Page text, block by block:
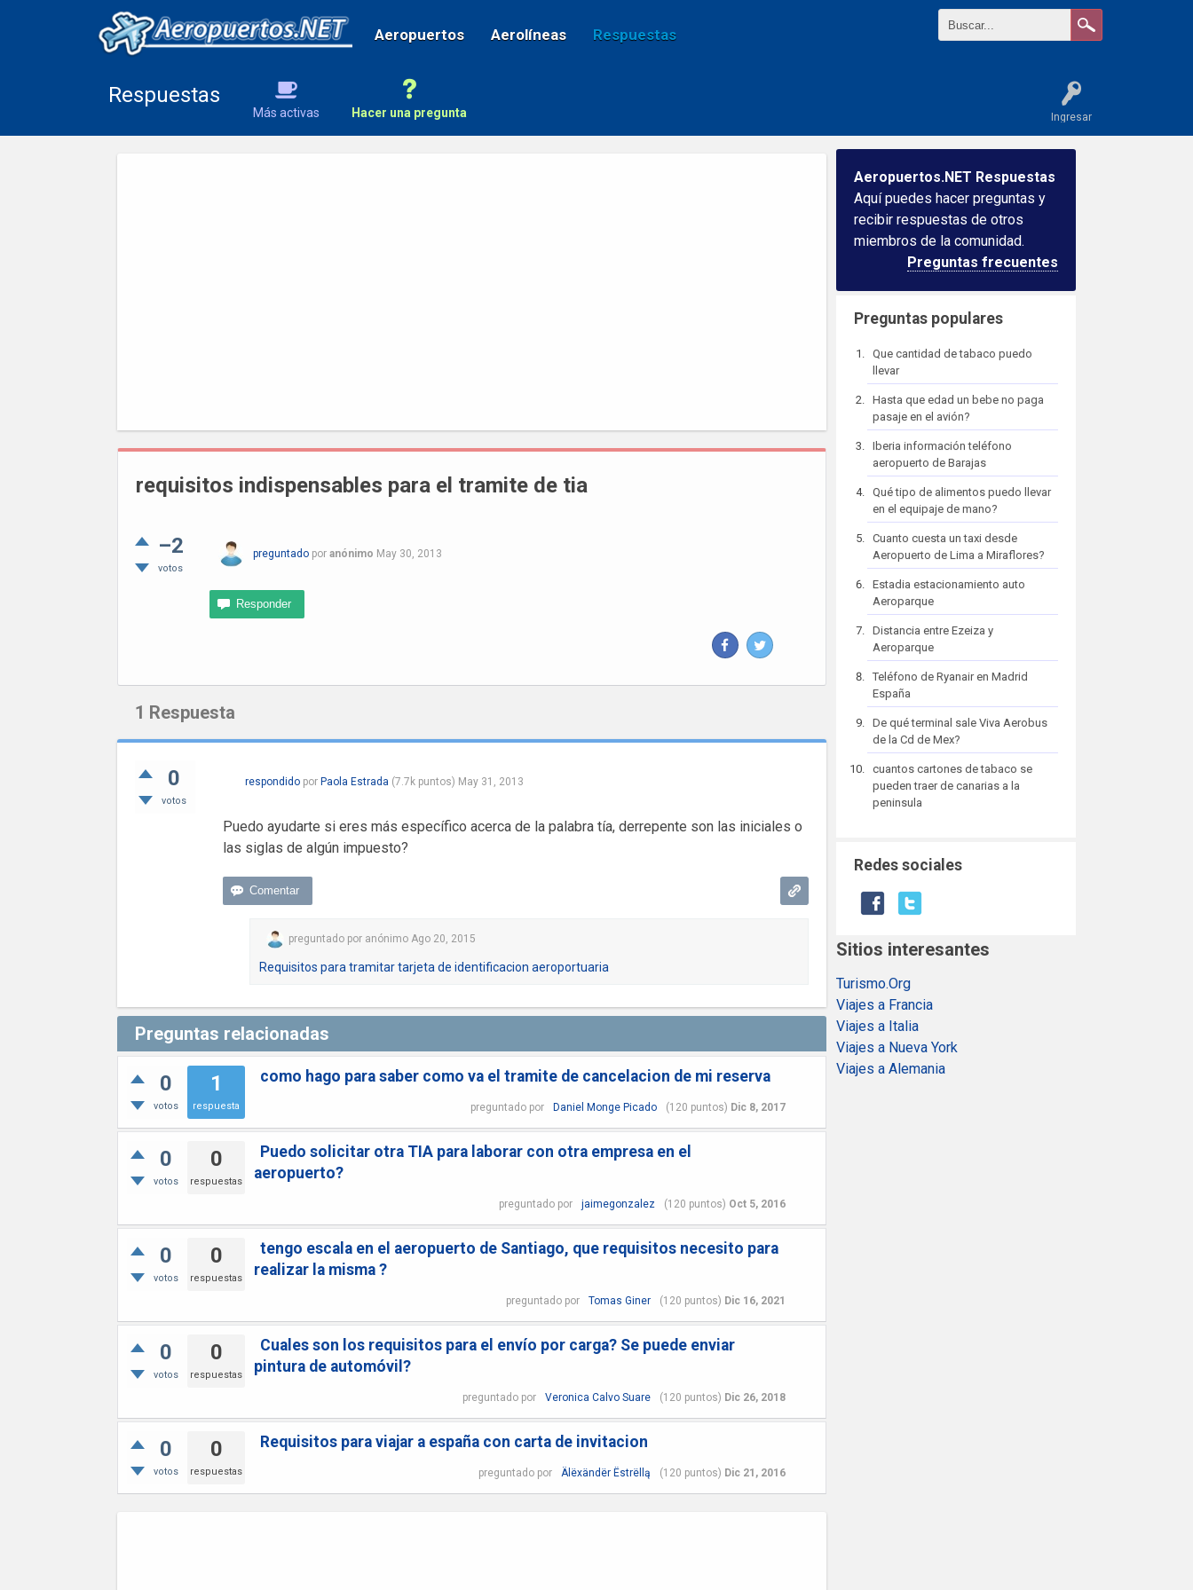
Aeropuertos Aerolíneas Respuestas
Ingresar
Respuestas
Más activas Hacer una pregunta
requisitos indispensables para el tramite de tia
–2
votos
preguntado por anónimo May 30, 2013
1 Respuesta
0
votos
respondido por Paola Estrada (7.7kpuntos) May 31, 2013
Puedo ayudarte si eres más específico acerca de la palabra tía, derrepente son las iniciales o
las siglas de algún impuesto?
preguntado por anónimo Ago 20, 2015
Requisitos para tramitar tarjeta de identificacion aeroportuaria
Preguntas relacionadas
0
votos
1
respuesta
como hago para saber como va el tramite de cancelacion de mi reserva
preguntado por Daniel Monge Picado (120 puntos) Dic 8, 2017
0
votos
0
respuestas
Puedo solicitar otra TIA para laborar con otra empresa en el
aeropuerto?
preguntado por jaimegonzalez (120 puntos) Oct 5, 2016
0
votos
0
respuestas
tengo escala en el aeropuerto de Santiago, que requisitos necesito para
realizar la misma ?
preguntado por Tomas Giner (120 puntos) Dic 16, 2021
0
votos
0
respuestas
Cuales son los requisitos para el envío por carga? Se puede enviar
pintura de automóvil?
preguntado por Veronica Calvo Suare (120 puntos) Dic 26, 2018
0
votos
0
respuestas
Requisitos para viajar a españa con carta de invitacion
preguntado por Älëxändër Ëstrëllą (120 puntos) Dic 21, 2016
Aeropuertos.NET Respuestas
Aquí puedes hacer preguntas y
recibir respuestas de otros
miembros de la comunidad.
Preguntas frecuentes
Preguntas populares
Que cantidad de tabaco puedo
llevar
Hasta que edad un bebe no paga
pasaje en el avión?
Iberia información teléfono
aeropuerto de Barajas
Qué tipo de alimentos puedo llevar
en el equipaje de mano?
Cuanto cuesta un taxi desde
Aeropuerto de Lima a Miraflores?
Estadia estacionamiento auto
Aeroparque
Distancia entre Ezeiza y
Aeroparque
Teléfono de Ryanair en Madrid
España
De qué terminal sale Viva Aerobus
de la Cd de Mex?
cuantos cartones de tabaco se
pueden traer de canarias a la
peninsula
Redes sociales
Sitios interesantes
Turismo.Org
Viajes a Francia
Viajes a Italia
Viajes a Nueva York
Viajes a Alemania